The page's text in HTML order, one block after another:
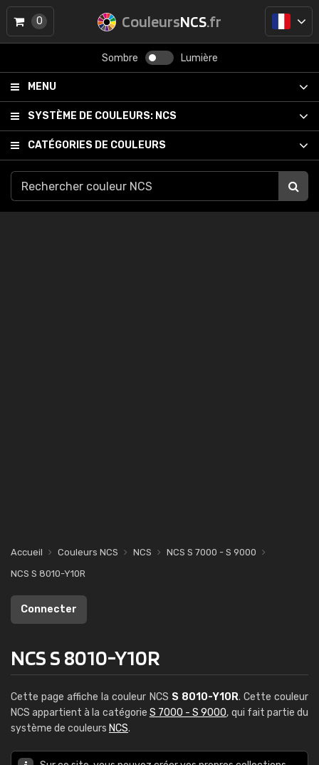
CouleursNCS.fr
Sombre Lumière
MENU
SYSTÈME DE COULEURS: NCS
CATÉGORIES DE COULEURS
0
Accueil Couleurs NCS NCS
NCS S 7000 - S 9000
NCS S 8010-Y10R
Connecter
NCS S 8010-Y10R
Cette page affiche la couleur NCS S 8010-Y10R. Cette couleur
NCS appartient à la catégorie S 7000 - S 9000, qui fait partie du
système de couleurs NCS.